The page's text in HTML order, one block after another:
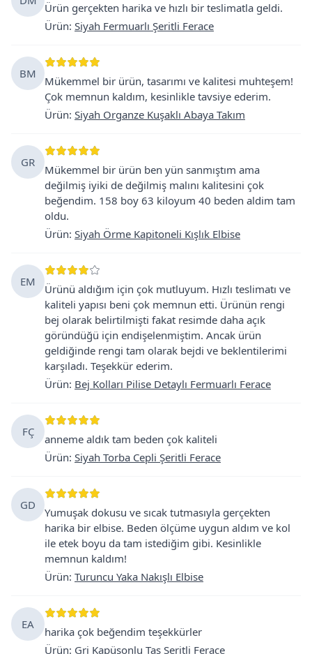
Ürün gerçekten harika ve hızlı bir teslimatla geldi.
Ürün: Siyah Fermuarlı Şeritli Ferace
BM
Mükemmel bir ürün, tasarımı ve kalitesi muhteşem!
Çok memnun kaldım, kesinlikle tavsiye ederim.
Ürün: Siyah Organze Kuşaklı Abaya Takım
GR
Mükemmel bir ürün ben yün sanmıştım ama
değilmiş iyiki de değilmiş malını kalitesini çok
beğendim. 158 boy 63 kiloyum 40 beden aldim tam
oldu.
Ürün: Siyah Örme Kapitoneli Kışlık Elbise
EM
Ürünü aldığım için çok mutluyum. Hızlı teslimatı ve
kaliteli yapısı beni çok memnun etti. Ürünün rengi
bej olarak belirtilmişti fakat resimde daha açık
göründüğü için endişelenmiştim. Ancak ürün
geldiğinde rengi tam olarak bejdi ve beklentilerimi
karşıladı. Teşekkür ederim.
Ürün: Bej Kolları Pilise Detaylı Fermuarlı Ferace
FÇ
anneme aldık tam beden çok kaliteli
Ürün: Siyah Torba Cepli Şeritli Ferace
GD
Yumuşak dokusu ve sıcak tutmasıyla gerçekten
harika bir elbise. Beden ölçüme uygun aldım ve kol
ile etek boyu da tam istediğim gibi. Kesinlikle
memnun kaldım!
Ürün: Turuncu Yaka Nakışlı Elbise
EA
harika çok beğendim teşekkürler
Ürün: Gri Kapüşonlu Taş Şeritli Ferace